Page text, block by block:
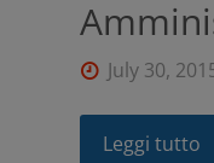
July 30,
Leggi tutto